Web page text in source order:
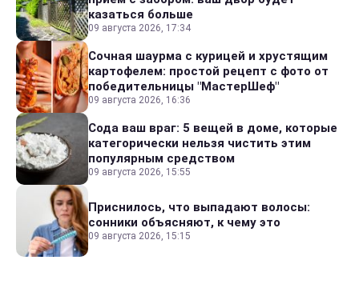
казаться больше
09 августа 2026, 17:34
Сочная шаурма с курицей и хрустящим
картофелем: простой рецепт с фото от
победительницы "МастерШеф"
09 августа 2026, 16:36
Сода ваш враг: 5 вещей в доме, которые
категорически нельзя чистить этим
популярным средством
09 августа 2026, 15:55
Приснилось, что выпадают волосы:
сонники объясняют, к чему это
09 августа 2026, 15:15